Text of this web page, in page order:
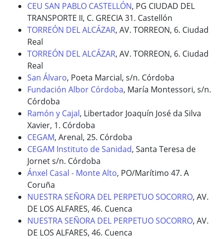
CEU SAN PABLO CASTELLÓN, PG CIUDAD DEL
TRANSPORTE II, C. GRECIA 31. Castellón
TORREÓN DEL ALCÁZAR, AV. TORREON, 6. Ciudad
Real
TORREÓN DEL ALCÁZAR, AV. TORREON, 6. Ciudad
Real
San Álvaro, Poeta Marcial, s/n. Córdoba
Fundación Albor Córdoba, María Montessori, s/n.
Córdoba
Ramón y Cajal, Libertador Joaquín José da Silva
Xavier, 1. Córdoba
CEGAM, Arenal, 25. Córdoba
CEGAM Instituto de Sanidad, Santa Teresa de
Jornet s/n. Córdoba
Ánxel Casal - Monte Alto, PO/Marítimo 47. A
Coruña
NUESTRA SEÑORA DEL PERPETUO SOCORRO, AV.
DE LOS ALFARES, 46. Cuenca
NUESTRA SEÑORA DEL PERPETUO SOCORRO, AV.
DE LOS ALFARES, 46. Cuenca